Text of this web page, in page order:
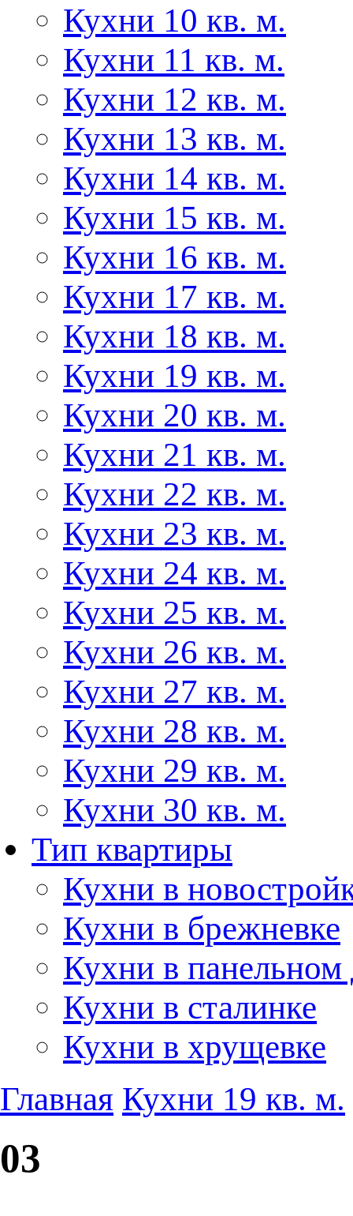
Кухни 10 кв. м.
Кухни 11 кв. м.
Кухни 12 кв. м.
Кухни 13 кв. м.
Кухни 14 кв. м.
Кухни 15 кв. м.
Кухни 16 кв. м.
Кухни 17 кв. м.
Кухни 18 кв. м.
Кухни 19 кв. м.
Кухни 20 кв. м.
Кухни 21 кв. м.
Кухни 22 кв. м.
Кухни 23 кв. м.
Кухни 24 кв. м.
Кухни 25 кв. м.
Кухни 26 кв. м.
Кухни 27 кв. м.
Кухни 28 кв. м.
Кухни 29 кв. м.
Кухни 30 кв. м.
Тип квартиры
Кухни в
Кухни в брежневке
Кухни в панельном
Кухни в сталинке
Кухни в хрущевке
Главная Кухни 19 кв. м.
03